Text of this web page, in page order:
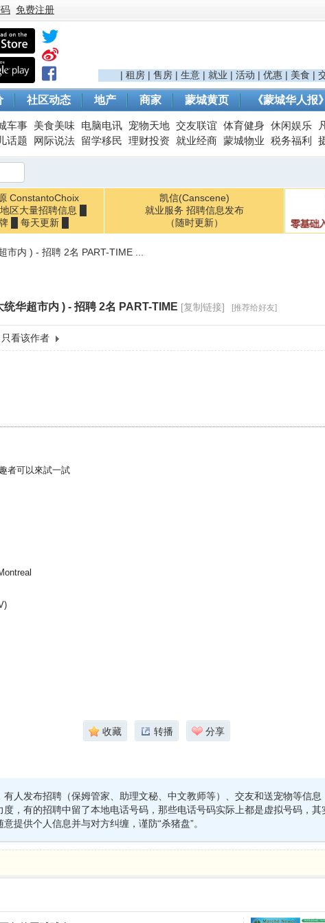
免费注册
| 租房 | 售房 | 生意 | 就业 | 活动 | 优惠 | 美食 |
社区动态 地产 商家 蒙城黄页 《蒙城华人报》
车事 美食美味 电脑电讯 宠物天地 交友联谊 体育健身 休闲娱乐
话题 网际说法 留学移民 理财投资 就业经商 蒙城物业 税务福利
ConstantoChoix
区大量招聘信息 █
█ 每天更新 █
凯信(Canscene)
就业服务 招聘信息发布
（随时更新）
市内 ) - 招聘 2名 PART-TIME ...
统华超市内 ) - 招聘 2名 PART-TIME [复制链接] [推荐给好友]
只看该作者
者可以來試一試
收藏 转播 分享
有人发布招聘（保姆管家、助理文秘、中文教师等）、交友和送宠物等信
度，有的招聘中留了本地电话号码，那些电话号码实际上都是虚拟号码，
提供个人信息并与对方纠缠，谨防“杀猪盘”。